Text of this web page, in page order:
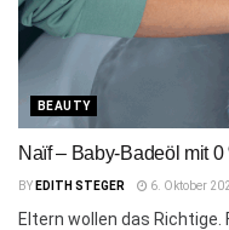
BEAUTY
Naïf – Baby-Badeöl mit 0
BY EDITH STEGER 6. Oktober
Eltern wollen das Richtige.